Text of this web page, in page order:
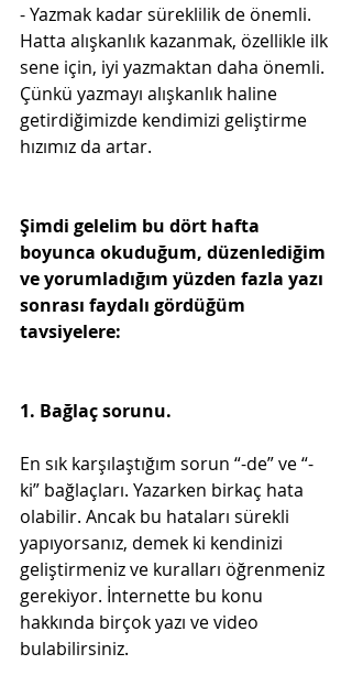
- Yazmak kadar süreklilik de önemli.
Hatta alışkanlık kazanmak, özellikle ilk
sene için, iyi yazmaktan daha önemli.
Çünkü yazmayı alışkanlık haline
getirdiğimizde kendimizi geliştirme
hızımız da artar.
Şimdi gelelim bu dört hafta
boyunca okuduğum, düzenlediğim
ve yorumladığım yüzden fazla yazı
sonrası faydalı gördüğüm
tavsiyelere:
1. Bağlaç sorunu.
En sık karşılaştığım sorun “-de” ve “-
ki” bağlaçları. Yazarken birkaç hata
olabilir. Ancak bu hataları sürekli
yapıyorsanız, demek ki kendinizi
geliştirmeniz ve kuralları öğrenmeniz
gerekiyor. İnternette bu konu
hakkında birçok yazı ve video
bulabilirsiniz.